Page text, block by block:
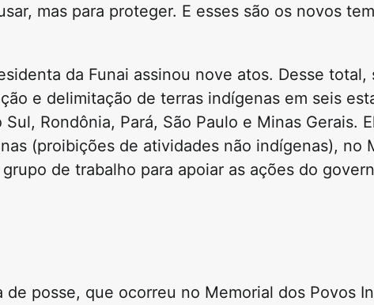
mas para proteger. E esses são os novos
da Funai assinou nove atos. Desse total,
e delimitação de terras indígenas em seis
Rondônia, Pará, São Paulo e Minas Gerais.
(proibições de atividades não indígenas), no
de trabalho para apoiar as ações do
posse, que ocorreu no Memorial dos Povos